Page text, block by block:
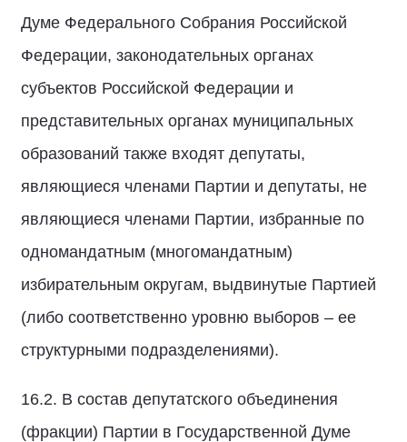
Думе Федерального Собрания Российской
Федерации, законодательных органах
субъектов Российской Федерации и
представительных органах муниципальных
образований также входят депутаты,
являющиеся членами Партии и депутаты, не
являющиеся членами Партии, избранные по
одномандатным (многомандатным)
избирательным округам, выдвинутые Партией
(либо соответственно уровню выборов – ее
структурными подразделениями).
16.2. В состав депутатского объединения
(фракции) Партии в Государственной Думе